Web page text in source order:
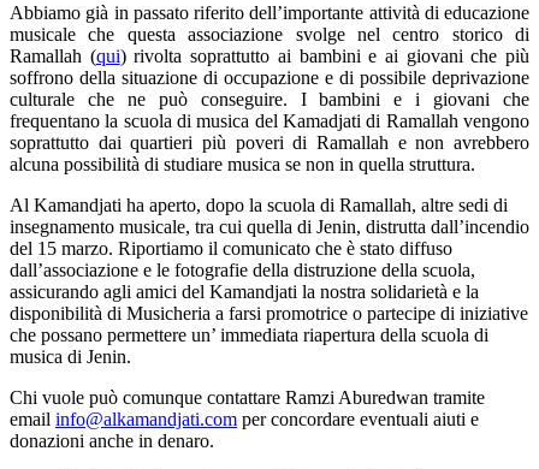
Abbiamo già in passato riferito dell’importante attività di educazione
musicale che questa associazione svolge nel centro storico di
Ramallah (qui) rivolta soprattutto ai bambini e ai giovani che più
soffrono della situazione di occupazione e di possibile deprivazione
culturale che ne può conseguire. I bambini e i giovani che
frequentano la scuola di musica del Kamadjati di Ramallah vengono
soprattutto dai quartieri più poveri di Ramallah e non avrebbero
alcuna possibilità di studiare musica se non in quella struttura.
Al Kamandjati ha aperto, dopo la scuola di Ramallah, altre sedi di
insegnamento musicale, tra cui quella di Jenin, distrutta dall’incendio
del 15 marzo. Riportiamo il comunicato che è stato diffuso
dall’associazione e le fotografie della distruzione della scuola,
assicurando agli amici del Kamandjati la nostra solidarietà e la
disponibilità di Musicheria a farsi promotrice o partecipe di iniziative
che possano permettere un’ immediata riapertura della scuola di
musica di Jenin.
Chi vuole può comunque contattare Ramzi Aburedwan tramite
email info@alkamandjati.com per concordare eventuali aiuti e
donazioni anche in denaro.